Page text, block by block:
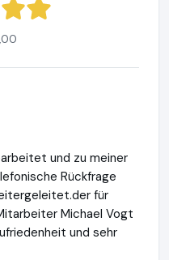
und zu meiner
Rückfrage
für
Michael Vogt
und sehr